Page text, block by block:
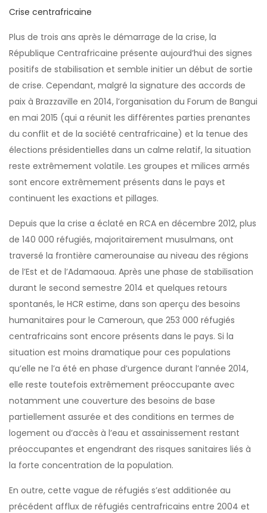
Crise centrafricaine
Plus de trois ans après le démarrage de la crise, la
République Centrafricaine présente aujourd’hui des signes
positifs de stabilisation et semble initier un début de sortie
de crise. Cependant, malgré la signature des accords de
paix à Brazzaville en 2014, l’organisation du Forum de Bangui
en mai 2015 (qui a réunit les différentes parties prenantes
du conflit et de la société centrafricaine) et la tenue des
élections présidentielles dans un calme relatif, la situation
reste extrêmement volatile. Les groupes et milices armés
sont encore extrêmement présents dans le pays et
continuent les exactions et pillages.
Depuis que la crise a éclaté en RCA en décembre 2012, plus
de 140 000 réfugiés, majoritairement musulmans, ont
traversé la frontière camerounaise au niveau des régions
de l’Est et de l’Adamaoua. Après une phase de stabilisation
durant le second semestre 2014 et quelques retours
spontanés, le HCR estime, dans son aperçu des besoins
humanitaires pour le Cameroun, que 253 000 réfugiés
centrafricains sont encore présents dans le pays. Si la
situation est moins dramatique pour ces populations
qu’elle ne l’a été en phase d’urgence durant l’année 2014,
elle reste toutefois extrêmement préoccupante avec
notamment une couverture des besoins de base
partiellement assurée et des conditions en termes de
logement ou d’accès à l’eau et assainissement restant
préoccupantes et engendrant des risques sanitaires liés à
la forte concentration de la population.
En outre, cette vague de réfugiés s’est additionée au
précédent afflux de réfugiés centrafricains entre 2004 et